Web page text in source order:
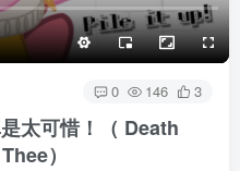
极快
适中
发送
0 146 3
太可惜！（ Death
）